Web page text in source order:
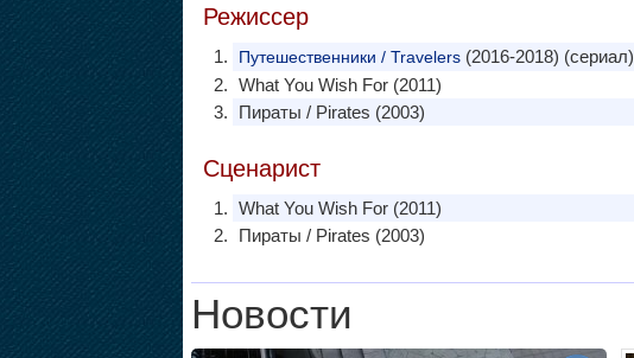
Режиссер
Путешественники / Travelers(2016-2018) (сериал)
What You Wish For (2011)
Пираты / Pirates (2003)
Сценарист
What You Wish For (2011)
Пираты / Pirates (2003)
Новости